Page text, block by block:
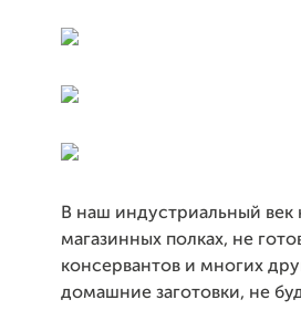
В наш индустриальный
магазинных полках, не
консервантов и многих
домашние заготовки, не